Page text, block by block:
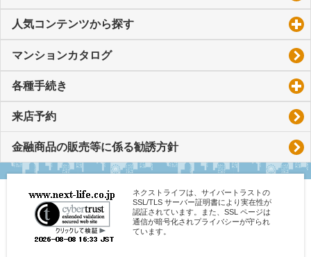
人気コンテンツから探す
マンションカタログ
各種手続き
来店予約
金融商品の販売等に係る勧誘方針
ネクストライフは、サイバートラストの
SSL/TLS サーバー証明書により実在性が
認証されています。また、SSL ページは
通信が暗号化されプライバシーが守られ
ています。